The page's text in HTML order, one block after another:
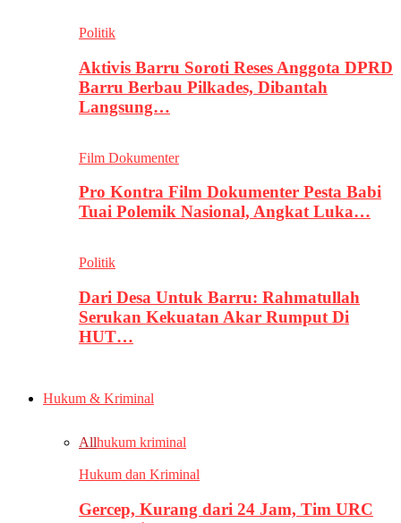
Politik
Aktivis Barru Soroti Reses Anggota DPRD
Barru Berbau Pilkades, Dibantah
Langsung…
Film Dokumenter
Pro Kontra Film Dokumenter Pesta Babi
Tuai Polemik Nasional, Angkat Luka…
Politik
Dari Desa Untuk Barru: Rahmatullah
Serukan Kekuatan Akar Rumput Di
HUT…
Hukum & Kriminal
Allhukum kriminal
Hukum dan Kriminal
Gercep, Kurang dari 24 Jam, Tim URC